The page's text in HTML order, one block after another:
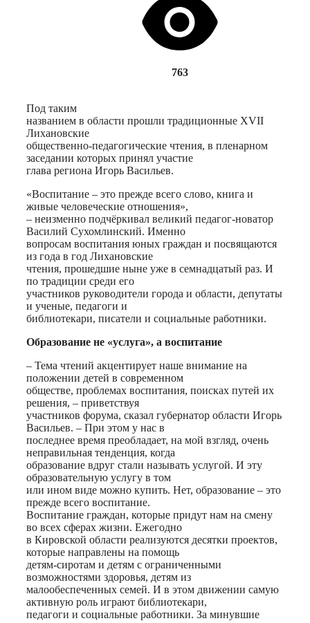
763
Под таким
названием в области прошли традиционные XVII
Лихановские
общественно-педагогические чтения, в пленарном
заседании которых принял участие
глава региона Игорь Васильев.
«Воспитание – это прежде всего слово, книга и
живые человеческие отношения»,
– неизменно подчёркивал великий педагог-новатор
Василий Сухомлинский. Именно
вопросам воспитания юных граждан и посвящаются
из года в год Лихановские
чтения, прошедшие ныне уже в семнадцатый раз. И
по традиции среди его
участников руководители города и области, депутаты
и ученые, педагоги и
библиотекари, писатели и социальные работники.
Образование не «услуга», а воспитание
– Тема чтений акцентирует наше внимание на
положении детей в современном
обществе, проблемах воспитания, поисках путей их
решения, – приветствуя
участников форума, сказал губернатор области Игорь
Васильев. – При этом у нас в
последнее время преобладает, на мой взгляд, очень
неправильная тенденция, когда
образование вдруг стали называть услугой. И эту
образовательную услугу в том
или ином виде можно купить. Нет, образование – это
прежде всего воспитание.
Воспитание граждан, которые придут нам на смену
во всех сферах жизни. Ежегодно
в Кировской области реализуются десятки проектов,
которые направлены на помощь
детям-сиротам и детям с ограниченными
возможностями здоровья, детям из
малообеспеченных семей. И в этом движении самую
активную роль играют библиотекари,
педагоги и социальные работники. За минувшие